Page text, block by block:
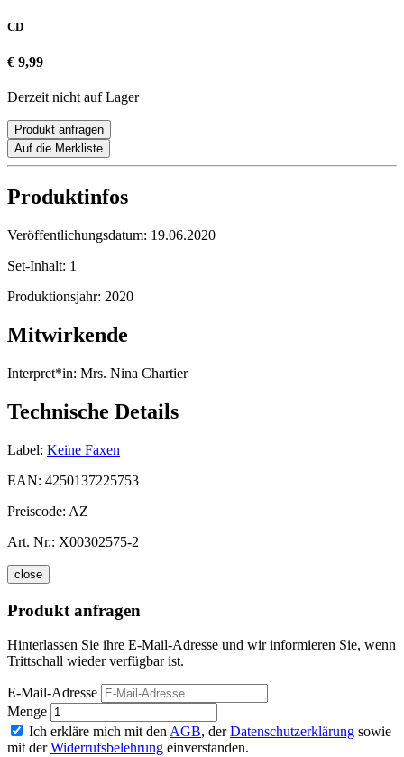
CD
€ 9,99
Derzeit nicht auf Lager
Produkt anfragen
Auf die Merkliste
Produktinfos
Veröffentlichungsdatum: 19.06.2020
Set-Inhalt: 1
Produktionsjahr: 2020
Mitwirkende
Interpret*in: Mrs. Nina Chartier
Technische Details
Label: Keine Faxen
EAN: 4250137225753
Preiscode: AZ
Art. Nr.: X00302575-2
close
Produkt anfragen
Hinterlassen Sie ihre E-Mail-Adresse und wir informieren Sie, wenn
Trittschall wieder verfügbar ist.
E-Mail-Adresse
Menge
Ich erkläre mich mit den AGB, derDatenschutzerklärung sowie
mit derWiderrufsbelehrung einverstanden.